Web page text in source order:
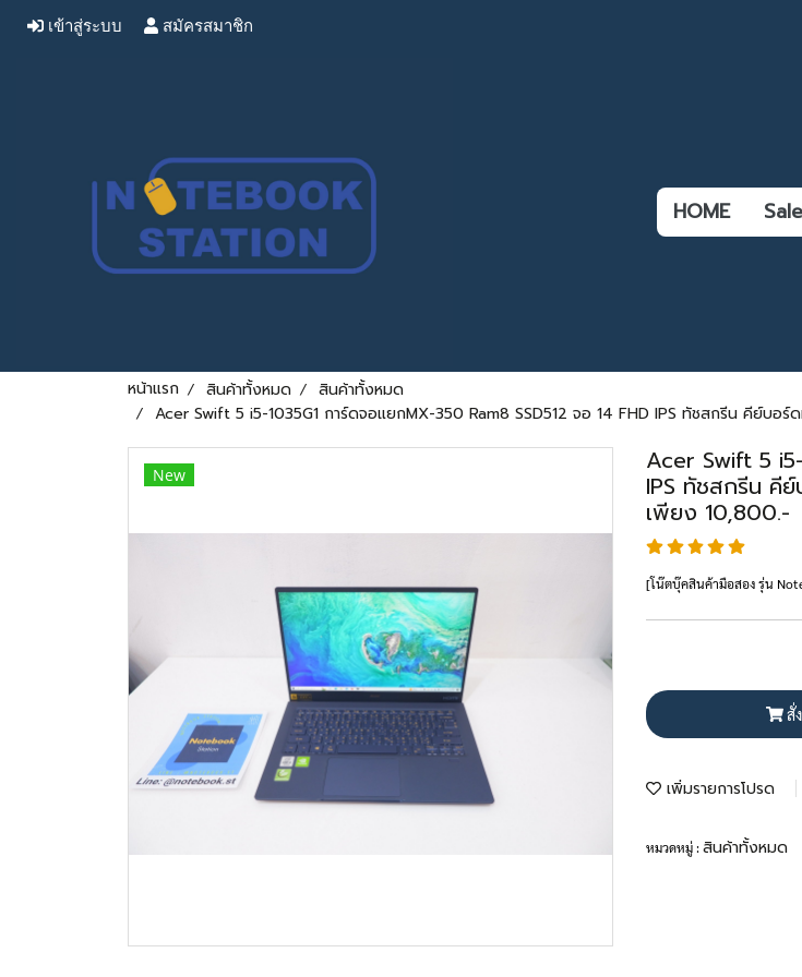
เข้าสู่ระบบ สมัครสมาชิก
HOME Sale
หน้าแรก สินค้าทั้งหมด
สินค้าทั้งหมด
Acer Swift 5 i5-1035G1 การ์ดจอแยกMX-350 Ram8 SSD512 จอ 14 FHD IPS ทัชสกรีน คีย์บอ
New
Acer Swift 5
IPS ทัชสกรีน คี
เพียง 10,800.-
[โน๊ตบุ๊คสินค้ามือสอง รุ่น
สั่
เพิ่มรายการโปรด
หมวดหมู่ :สินค้าทั้งหมด